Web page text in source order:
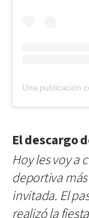
El descargo
Hoy les voy a
deportiva
invitada. El
realizó la